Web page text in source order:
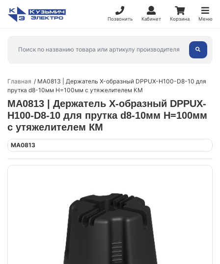
Позвонить Кабинет Корзина Меню
Главная
MA0813 | Держатель X-образный DPPUX-H100-D8-10 для
прутка d8-10мм H=100мм с утяжелителем КМ
MA0813 | Держатель X-образный DPPUX-
H100-D8-10 для прутка d8-10мм H=100мм
с утяжелителем КМ
MA0813